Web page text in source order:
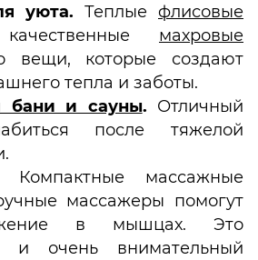
уюта. Теплые флисовые
махровые
вещи, которые создают
тепла и заботы.
бани и сауны. Отличный
после тяжелой
Компактные массажные
массажеры помогут
в мышцах. Это
и очень внимательный